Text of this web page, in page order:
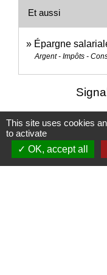
Et aussi
Épargne
Argent - Impôts -
This site uses cookies
to activate
OK, accept all